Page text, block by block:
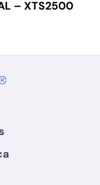
– XTS2500